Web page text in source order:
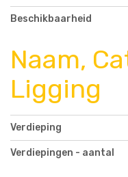
Beschikbaarheid
Naam,
Ligging
Verdieping
Verdiepingen - aantal